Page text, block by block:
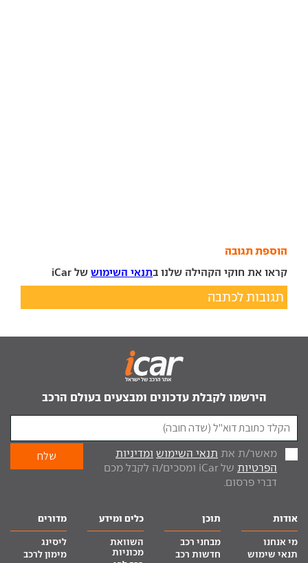
הוספת תגובה
קראו את חוקי הקהילה שלנו בתנאי השימוש של iCar
תגובות לכתבה
הירשמו לקבלת עדכונים ומבצעים בעולם הרכב
מאשר/ת את תנאי השימוש ומדיניות
הפרטיות
של iCar ומסכים/ה לקבל מכם
דברי פרסום.
אודות
מי אנחנו
תנאי שימוש
תוכן
מבחני רכב
חדשות רכב
כלים ומידע
השוואת
מכוניות
מדורים
ליסינג
מימון לרכב